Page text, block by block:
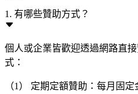
1. 有哪些贊助方式？
個人或企業皆歡迎透過網路直
式：
（1） 定期定額贊助：每月固